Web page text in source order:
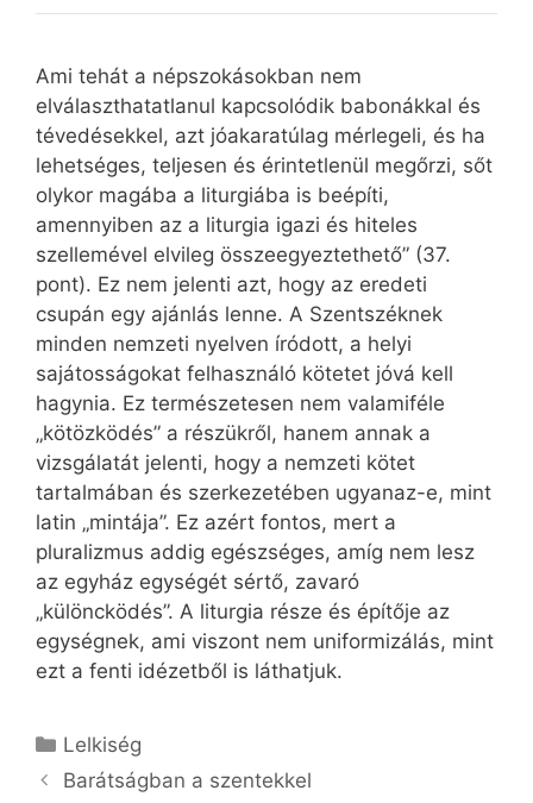
Ami tehát a népszokásokban nem
elválaszthatatlanul kapcsolódik babonákkal és
tévedésekkel, azt jóakaratúlag mérlegeli, és ha
lehetséges, teljesen és érintetlenül megőrzi, sőt
olykor magába a liturgiába is beépíti,
amennyiben az a liturgia igazi és hiteles
szellemével elvileg összeegyeztethető” (37.
pont). Ez nem jelenti azt, hogy az eredeti
csupán egy ajánlás lenne. A Szentszéknek
minden nemzeti nyelven íródott, a helyi
sajátosságokat felhasználó kötetet jóvá kell
hagynia. Ez természetesen nem valamiféle
„kötözködés” a részükről, hanem annak a
vizsgálatát jelenti, hogy a nemzeti kötet
tartalmában és szerkezetében ugyanaz-e, mint
latin „mintája”. Ez azért fontos, mert a
pluralizmus addig egészséges, amíg nem lesz
az egyház egységét sértő, zavaró
„különcködés”. A liturgia része és építője az
egységnek, ami viszont nem uniformizálás, mint
ezt a fenti idézetből is láthatjuk.
Kategória
Lelkiség
Barátságban a szentekkel